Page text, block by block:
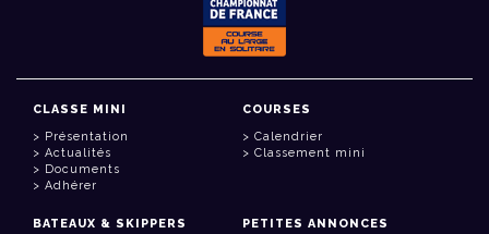
CLASSE MINI
Présentation
Actualités
Documents
Adhérer
COURSES
Calendrier
Classement mini
BATEAUX & SKIPPERS PETITES ANNONCES